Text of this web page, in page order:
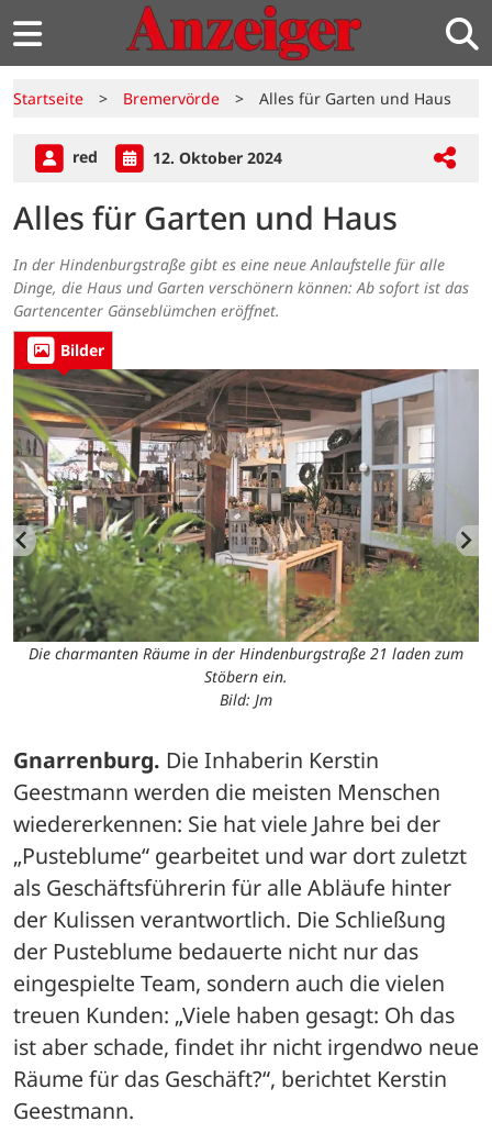
Startseite > Bremervörde > Alles für Garten und Haus
red 12. Oktober 2024
Alles für Garten und Haus
In der Hindenburgstraße gibt es eine neue Anlaufstelle für alle
Dinge, die Haus und Garten verschönern können: Ab sofort ist das
Gartencenter Gänseblümchen eröffnet.
Bilder
Die charmanten Räume in der Hindenburgstraße 21 laden zum
Stöbern ein.
Bild: Jm
Gnarrenburg. Die Inhaberin Kerstin
Geestmann werden die meisten Menschen
wiedererkennen: Sie hat viele Jahre bei der
„Pusteblume“ gearbeitet und war dort zuletzt
als Geschäftsführerin für alle Abläufe hinter
der Kulissen verantwortlich. Die Schließung
der Pusteblume bedauerte nicht nur das
eingespielte Team, sondern auch die vielen
treuen Kunden: „Viele haben gesagt: Oh das
ist aber schade, findet ihr nicht irgendwo neue
Räume für das Geschäft?“, berichtet Kerstin
Geestmann.